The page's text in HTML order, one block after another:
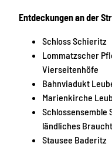
Entdeckungen an der
Schloss Schieritz
Lommatzscher
Vierseitenhöfe
Bahnviadukt
Marienkirche
Schlossensemble
ländliches
Stausee Baderitz